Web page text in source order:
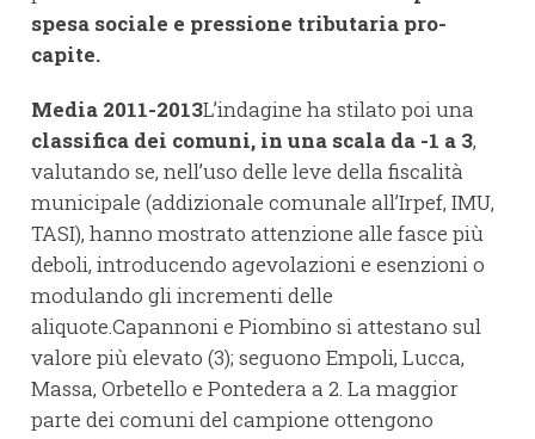
spesa sociale e pressione tributaria pro-
capite.
Media 2011-2013L’indagine ha stilato poi una
classifica dei comuni, in una scala da -1 a 3,
valutando se, nell’uso delle leve della fiscalità
municipale (addizionale comunale all’Irpef, IMU,
TASI), hanno mostrato attenzione alle fasce più
deboli, introducendo agevolazioni e esenzioni o
modulando gli incrementi delle
aliquote.Capannoni e Piombino si attestano sul
valore più elevato (3); seguono Empoli, Lucca,
Massa, Orbetello e Pontedera a 2. La maggior
parte dei comuni del campione ottengono